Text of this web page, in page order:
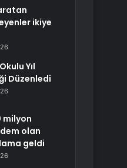
ikiye
Yıl
Düzenledi
milyon
olan
geldi